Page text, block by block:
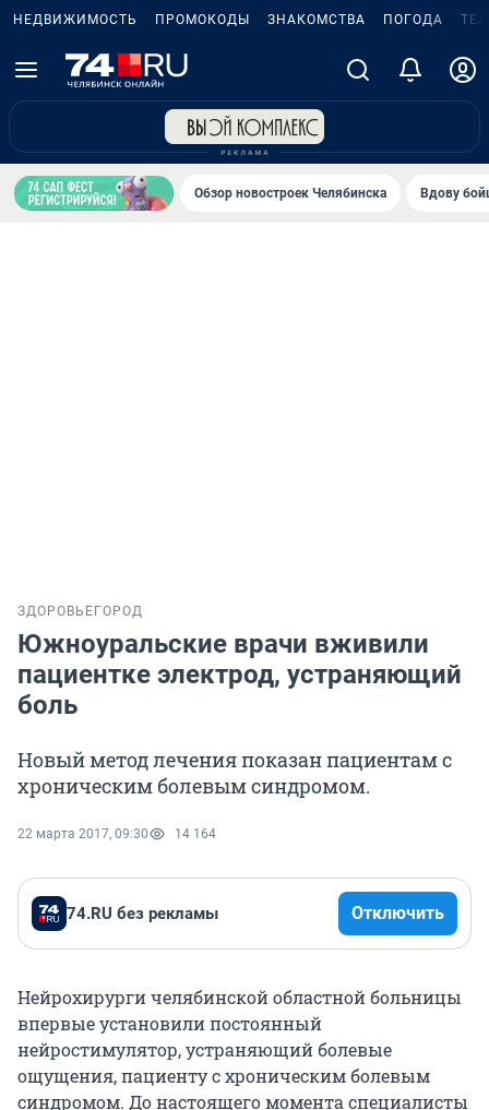
НЕДВИЖИМОСТЬ ПРОМОКОДЫ ЗНАКОМСТВА ПОГОДА
Обзор новостроек Челябинска Вдову
ЗДОРОВЬЕ ГОРОД
Южноуральские врачи вживили
пациентке электрод, устраняющий
боль
Новый метод лечения показан пациентам с
хроническим болевым синдромом.
22 марта 2017, 09:30 14 164
74.RU без рекламы Отключить
Нейрохирурги челябинской областной больницы
впервые установили постоянный
нейростимулятор, устраняющий болевые
ощущения, пациенту с хроническим болевым
синдромом. До настоящего момента специалисты